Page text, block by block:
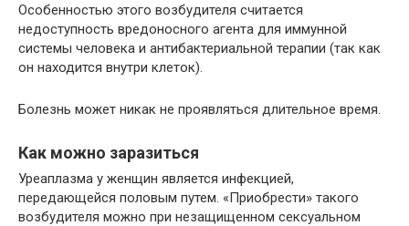
Особенностью этого возбудителя считается
недоступность вредоносного агента для иммунной
системы человека и антибактериальной терапии (так как
он находится внутри клеток).
Болезнь может никак не проявляться длительное время.
Как можно заразиться
Уреаплазма у женщин является инфекцией,
передающейся половым путем. «Приобрести» такого
возбудителя можно при незащищенном сексуальном